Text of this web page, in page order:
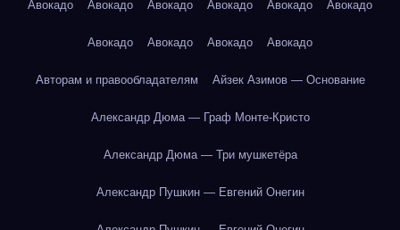
Авокадо Авокадо Авокадо Авокадо Авокадо Авокадо
Авокадо Авокадо Авокадо Авокадо
Авторам и правообладателям Айзек Азимов — Основание
Александр Дюма — Граф Монте-Кристо
Александр Дюма — Три мушкетёра
Александр Пушкин — Евгений Онегин